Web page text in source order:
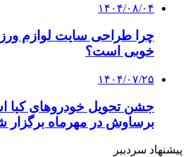
۱۴۰۴/۰۸/۰۴
چرا طراحی سایت لوازم
خوبی است؟
۱۴۰۴/۰۷/۲۵
جشن تحویل خودروهای کیا
برساوش در مهرماه برگزار
پیشنهاد سردبیر